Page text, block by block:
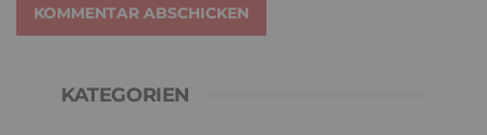
KOMMENTAR ABSCHICKEN
KATEGORIEN